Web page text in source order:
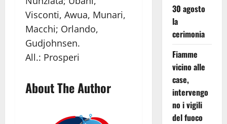
Visconti, Awua, Munari,
Macchi; Orlando,
Gudjohnsen.
All.: Prosperi
About The Author
30 agosto
la
cerimonia
Fiamme
vicino alle
case,
intervengo
no i vigili
del fuoco